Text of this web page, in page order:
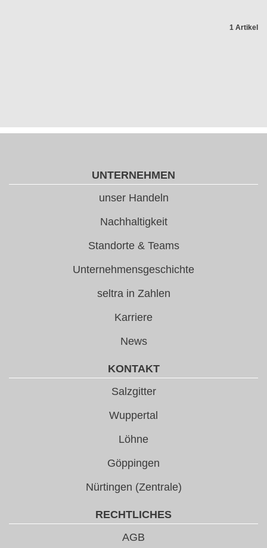
1 Artikel
UNTERNEHMEN
unser Handeln
Nachhaltigkeit
Standorte & Teams
Unternehmensgeschichte
seltra in Zahlen
Karriere
News
KONTAKT
Salzgitter
Wuppertal
Löhne
Göppingen
Nürtingen (Zentrale)
RECHTLICHES
AGB